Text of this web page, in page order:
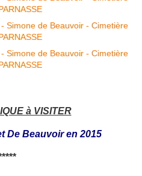
à VISITER
De Beauvoir en 2015